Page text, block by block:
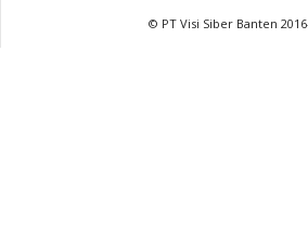
© PT Visi Siber Banten